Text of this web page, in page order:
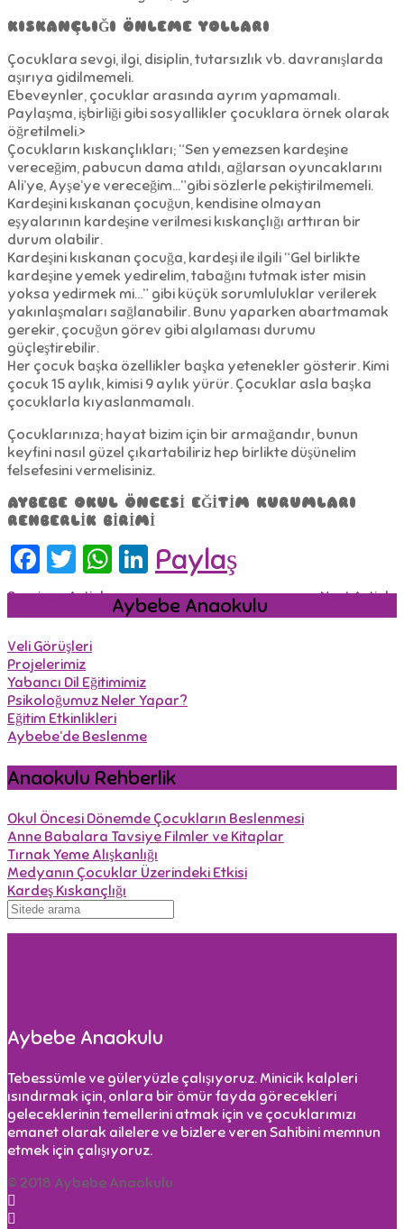
KISKANÇLIĞI ÖNLEME YOLLARI
Çocuklara sevgi, ilgi, disiplin, tutarsızlık vb. davranışlarda
aşırıya gidilmemeli.
Ebeveynler, çocuklar arasında ayrım yapmamalı.
Paylaşma, işbirliği gibi sosyallikler çocuklara örnek olarak
öğretilmeli.>
Çocukların kıskançlıkları; “Sen yemezsen kardeşine
vereceğim, pabucun dama atıldı, ağlarsan oyuncaklarını
Ali’ye, Ayşe’ye vereceğim…”gibi sözlerle pekiştirilmemeli.
Kardeşini kıskanan çocuğun, kendisine olmayan
eşyalarının kardeşine verilmesi kıskançlığı arttıran bir
durum olabilir.
Kardeşini kıskanan çocuğa, kardeşi ile ilgili “Gel birlikte
kardeşine yemek yedirelim, tabağını tutmak ister misin
yoksa yedirmek mi…” gibi küçük sorumluluklar verilerek
yakınlaşmaları sağlanabilir. Bunu yaparken abartmamak
gerekir, çocuğun görev gibi algılaması durumu
güçleştirebilir.
Her çocuk başka özellikler başka yetenekler gösterir. Kimi
çocuk 15 aylık, kimisi 9 aylık yürür. Çocuklar asla başka
çocuklarla kıyaslanmamalı.
Çocuklarınıza; hayat bizim için bir armağandır, bunun
keyfini nasıl güzel çıkartabiliriz hep birlikte düşünelim
felsefesini vermelisiniz.
AYBEBE OKUL ÖNCESİ EĞİTİM KURUMLARI
REHBERLİK BİRİMİ
Facebook
Twitter
WhatsApp
LinkedIn
Paylaş
Previous Article Next Article
Aybebe Anaokulu
Veli Görüşleri
Projelerimiz
Yabancı Dil Eğitimimiz
Psikoloğumuz Neler Yapar?
Eğitim Etkinlikleri
Aybebe’de Beslenme
Anaokulu Rehberlik
Okul Öncesi Dönemde Çocukların Beslenmesi
Anne Babalara Tavsiye Filmler ve Kitaplar
Tırnak Yeme Alışkanlığı
Medyanın Çocuklar Üzerindeki Etkisi
Kardeş Kıskançlığı
Aybebe Anaokulu
Tebessümle ve güleryüzle çalışıyoruz. Minicik kalpleri
ısındırmak için, onlara bir ömür fayda görecekleri
geleceklerinin temellerini atmak için ve çocuklarımızı
emanet olarak ailelere ve bizlere veren Sahibini memnun
etmek için çalışıyoruz.
© 2018 Aybebe Anaokulu